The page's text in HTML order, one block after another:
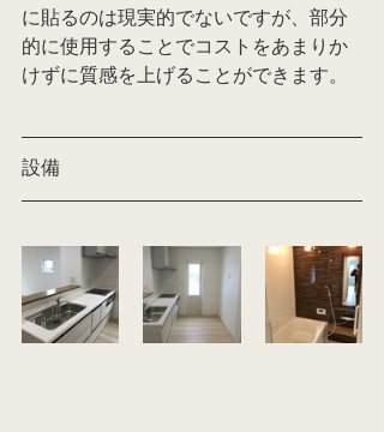
に貼るのは現実的でないですが、部分
的に使用することでコストをあまりか
けずに質感を上げることができます。
設備